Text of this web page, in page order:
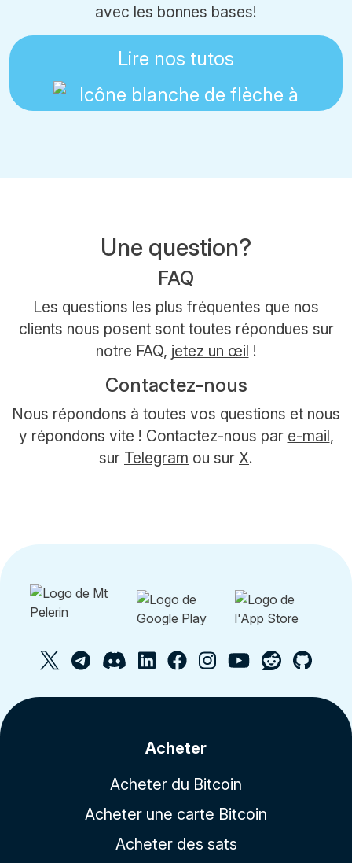
avec les bonnes bases!
Lire nos tutos
Une question?
FAQ
Les questions les plus fréquentes que nos
clients nous posent sont toutes répondues sur
notre FAQ, jetez un œil !
Contactez-nous
Nous répondons à toutes vos questions et nous
y répondons vite ! Contactez-nous par e-mail,
sur Telegram ou sur X.
Acheter
Acheter du Bitcoin
Acheter une carte Bitcoin
Acheter des sats